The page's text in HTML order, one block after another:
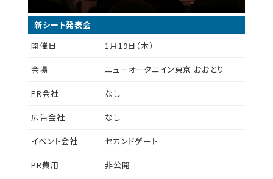
新シート発表会
開催日
1月19日（木）
会場 ニューオータニイン東京 おおとり
PR会社 なし
広告会社 なし
イベント会社 セカンドゲート
PR費用 非公開